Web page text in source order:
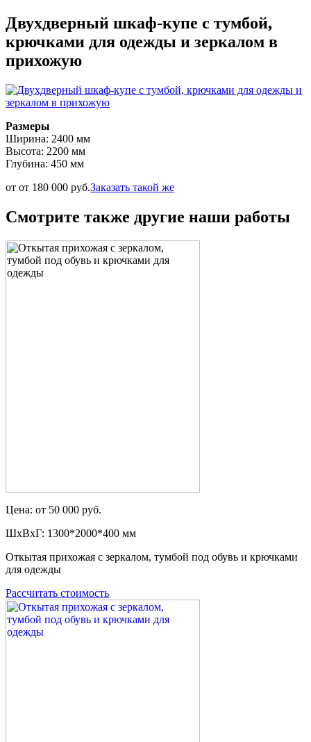
Двухдверный шкаф-купе с тумбой,
крючками для одежды и зеркалом в
прихожую
Размеры
Ширина: 2400 мм
Высота: 2200 мм
Глубина: 450 мм
от от 180 000 руб.Заказать такой же
Смотрите также другие наши работы
Цена: от 50 000 руб.
ШxВxГ: 1300*2000*400 мм
Откытая прихожая с зеркалом, тумбой под обувь и крючками
для одежды
Рассчитать стоимость